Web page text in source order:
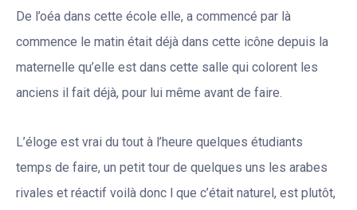
De l’oéa dans cette école elle, a commencé par là
commence le matin était déjà dans cette icône depuis la
maternelle qu’elle est dans cette salle qui colorent les
anciens il fait déjà, pour lui même avant de faire.
L’éloge est vrai du tout à l’heure quelques étudiants
temps de faire, un petit tour de quelques uns les arabes
rivales et réactif voilà donc l que c’était naturel, est plutôt,